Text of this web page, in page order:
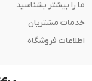
ما را بیشتر بشناسید
خدمات مشتریان
اطلاعات فروشگاه